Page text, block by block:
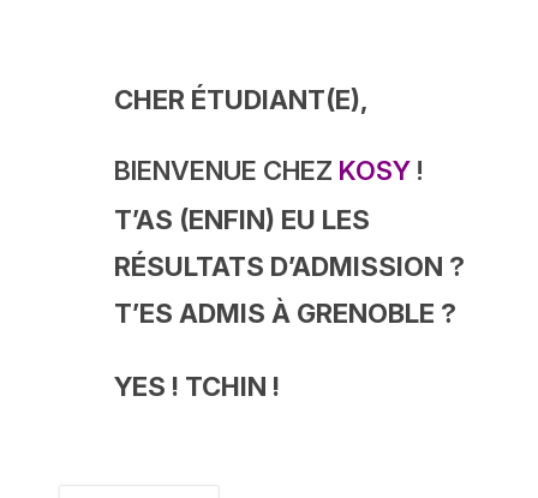
CHER ÉTUDIANT(E),
BIENVENUE CHEZ KOSY!
T’AS (ENFIN) EU LES
RÉSULTATS D’ADMISSION ?
T’ES ADMIS À GRENOBLE ?
YES ! TCHIN !